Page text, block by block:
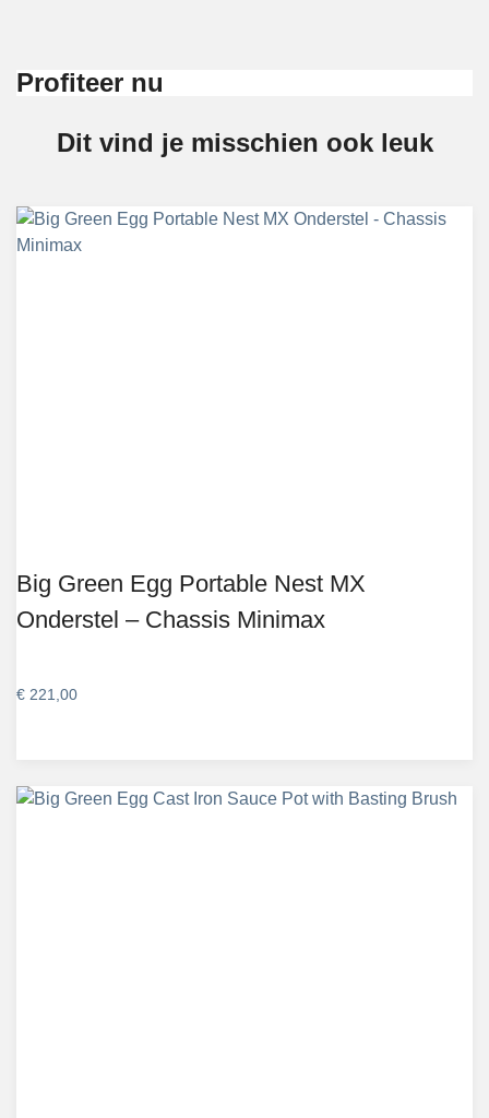
Profiteer nu
Dit vind je misschien ook leuk
Big Green Egg Portable Nest MX
Onderstel – Chassis Minimax
€ 221,00